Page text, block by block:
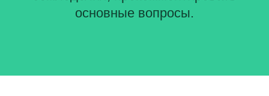
основные вопросы.